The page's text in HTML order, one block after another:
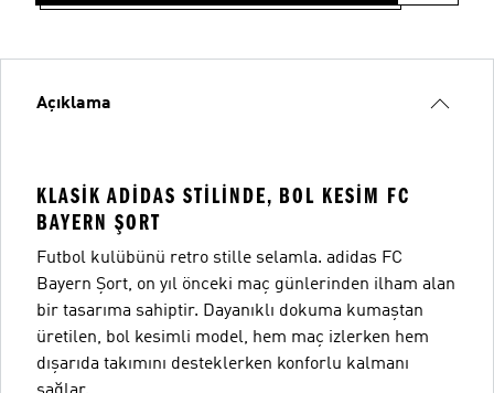
Açıklama
KLASIK ADIDAS STILINDE, BOL KESIM FC
BAYERN ŞORT
Futbol kulübünü retro stille selamla. adidas FC
Bayern Şort, on yıl önceki maç günlerinden ilham alan
bir tasarıma sahiptir. Dayanıklı dokuma kumaştan
üretilen, bol kesimli model, hem maç izlerken hem
dışarıda takımını desteklerken konforlu kalmanı